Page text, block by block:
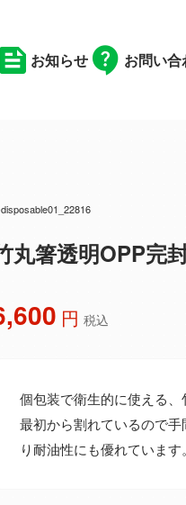
お知らせ お問い合
丸箸透明OPP完
円 税込
個包装で衛生的に使える、
最初から割れているので
り耐油性にも優れていま